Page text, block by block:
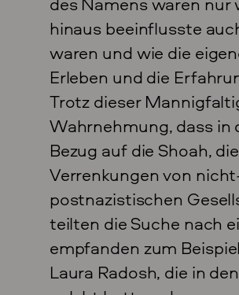
hinaus beeinflusste
waren und wie die
Erleben und die
Trotz dieser
Wahrnehmung, dass in
Bezug auf die Shoah,
Verrenkungen von
postnazistischen
teilten die Suche nach
empfanden zum
Laura Radosh, die in